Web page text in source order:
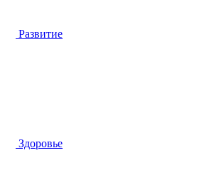
Развитие
Здоровье